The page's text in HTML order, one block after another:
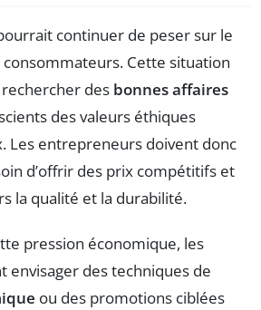
continuer de peser sur le
consommateurs. Cette situation
des bonnes affaires
des valeurs éthiques
Les entrepreneurs doivent donc
d’offrir des prix compétitifs et
la qualité et la durabilité.
pression économique, les
envisager des techniques de
ou des promotions ciblées